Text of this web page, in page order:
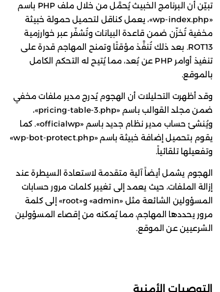
تبيّن أن البرنامج الخبيث يُحمَّل من خلال ملف PHP باسم
«wp-index.php»، يعمل كناقل لتحميل حمولة خبيثة
مخفية تُخزّن ضمن قاعدة البيانات وتُشفّر عبر خوارزمية
ROT13. بعد ذلك تُنفَّذ مؤقتًا وتمنح المهاجم قدرة على
تنفيذ أوامر PHP عن بُعد، مما يُتيح له التحكم الكامل
بالموقع.
وقد أظهرت التحليلات أن الهجوم يُدرج مدير ملفات مخفي
ضمن مجلد القوالب باسم «pricing-table-3.php»،
ويُنشئ حساب مدير نظام جديد باسم «officialwp». كما
يقوم بتحميل إضافة خبيثة باسم «wp-bot-protect.php»
وتفعيلها تلقائياً.
الهجوم يشمل أيضاً آلية متقدمة لاستعادة السيطرة عند
إزالة الملفات، حيث يعمد إلى تغيير كلمات مرور حسابات
المسؤولين الشائعة مثل «admin» و«root» إلى كلمة
مرور يحددها المهاجم، مما يُمكنه من إقصاء المسؤولين
الشرعيين عن الموقع.
التوصيات الأمنية